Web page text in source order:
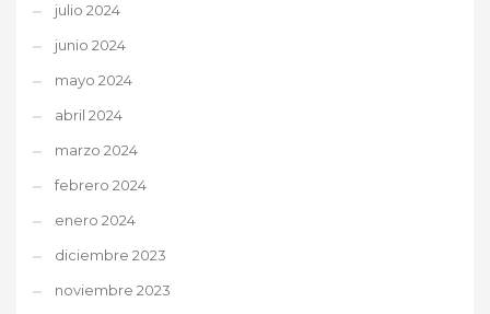
julio 2024
junio 2024
mayo 2024
abril 2024
marzo 2024
febrero 2024
enero 2024
diciembre 2023
noviembre 2023